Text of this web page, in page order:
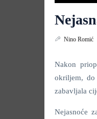
Nino Romić
Nakon
okriljem, do
zabavljala
Nejasnoće